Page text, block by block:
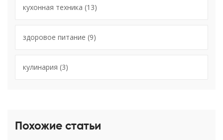
кухонная техника (13)
здоровое питание (9)
кулинария (3)
Похожие статьи